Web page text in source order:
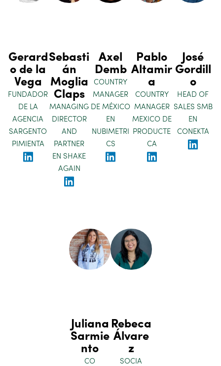
Gerard
o de la
Vega
FUNDADOR
DE LA
AGENCIA
SARGENTO
PIMIENTA
Sebasti
án
Moglia
Claps
MANAGING
DIRECTOR
AND
PARTNER
EN SHAKE
AGAIN
Axel
Demb
COUNTRY
MANAGER
DE MÉXICO
EN
NUBIMETRI
CS
Pablo
Altamir
a
COUNTRY
MANAGER
MEXICO DE
PRODUCTE
CA
José
Gordill
o
HEAD OF
SALES SMB
EN
CONEKTA
Juliana
Sarmie
nto
CO
Rebeca
Álvare
z
SOCIA